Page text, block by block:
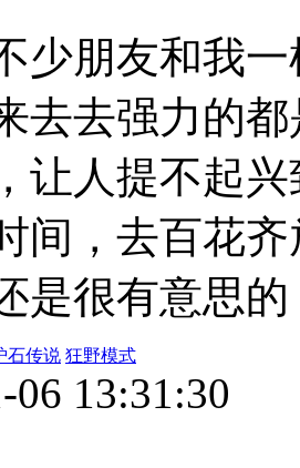
少朋友和我
去去强力的
让人提不起
间，去百花
是很有意思
石传说 狂野模式
06 13:31:30